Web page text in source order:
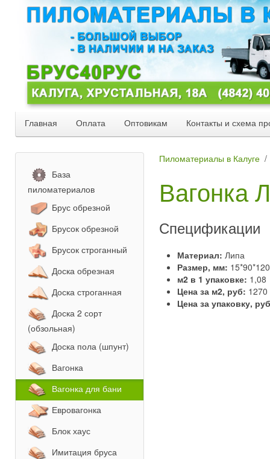
Главная Оплата Оптовикам Контакты и схема
Пиломатериалы в Калуге
Вагонка
Спецификации
Материал: Липа
Размер, мм:
м2 в 1 упаковке: 1,08
Цена за м2, руб: 1270
Цена за упаковку,
База
пиломатериалов
Брус обрезной
Брусок обрезной
Брусок строганный
Доска обрезная
Доска строганная
Доска 2 сорт
(обзольная)
Доска пола (шпунт)
Вагонка
Вагонка для бани
Евровагонка
Блок хаус
Имитация бруса